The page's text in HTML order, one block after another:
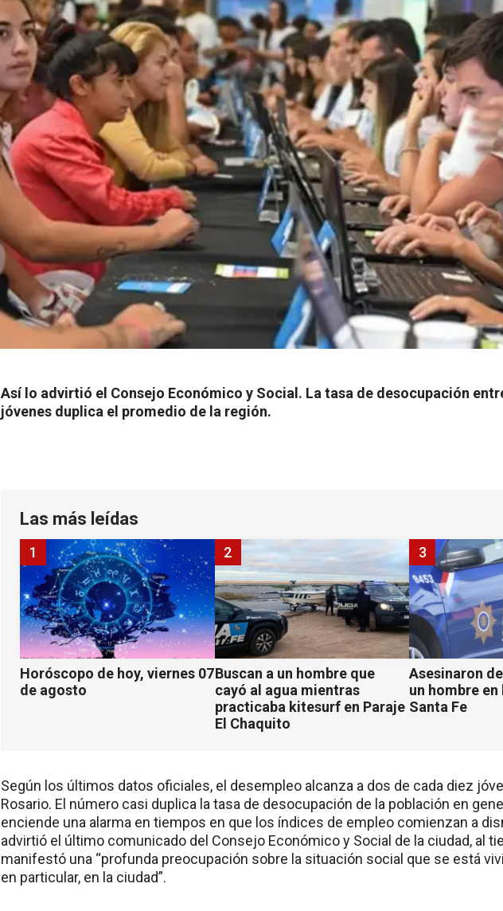
Así lo advirtió el Consejo Económico y Social. La tasa de desocupación
jóvenes duplica el promedio de la región.
Las más leídas
Horóscopo de hoy, viernes 07
de agosto
1
Buscan a un hombre que
cayó al agua mientras
practicaba kitesurf en Paraje
El Chaquito
2
Asesinaron
un hombre
Santa Fe
3
Según los últimos datos oficiales, el desempleo alcanza a dos de cada diez
Rosario. El número casi duplica la tasa de desocupación de la población en
enciende una alarma en tiempos en que los índices de empleo comienzan a
advirtió el último comunicado del Consejo Económico y Social de la ciudad, al
manifestó una “profunda preocupación sobre la situación social que se está
en particular, en la ciudad”.